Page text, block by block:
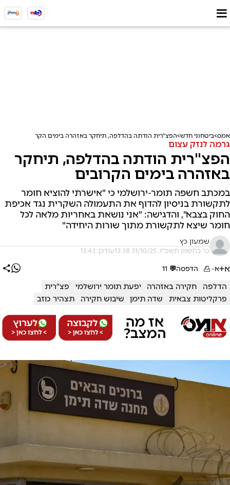
אמס ביטחוני חדש הפצ"רית הודתה בהדלפה, תיחקר באזהרה בימים הקרובים
גרמה לנזק עצום
הפצ"רית הודתה בהדלפה, תיחקר
באזהרה בימים הקרובים
במכתב חשפה תומר-ירושלמי כי "אישרתי להוציא חומר
לתקשורת בניסיון להדוף את התעמולה השקרית נגד אכיפת
החוק בצבא", והדגישה: "אני נושאת באחריות מלאה לכל
חומר שיצא לתקשורת מתוך שורות היחידה"
שמעון כץ
ט' בחשוון תשפ"ו, 31/10/25 13:38 עודכן: 13:43
א+א- הדפסה💬
11
הדלפה חקירה באזהרה יפעת תומר ירושלמי
פצ"רית
פרקליטות צבאית
שדה תימן שיבוש חקירה תצהיר כוזב